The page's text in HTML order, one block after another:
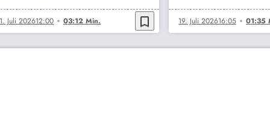
Juli 202612:00 03:12 Min. bookmark_border 19. Juli 202616:05 01:35